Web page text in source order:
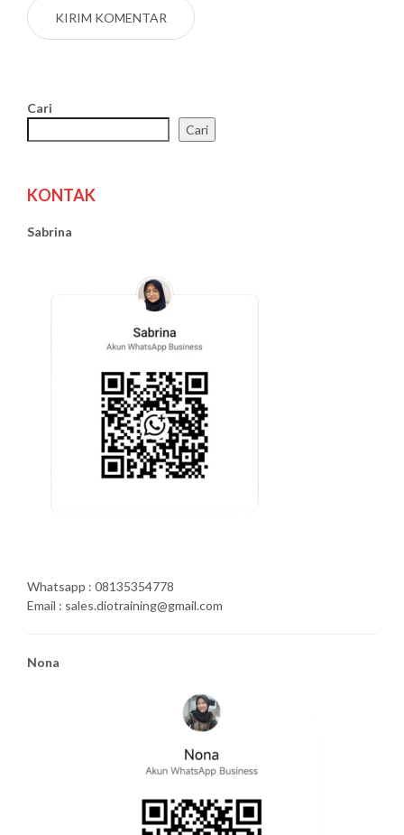
Cari
Cari
KONTAK
Sabrina
Whatsapp : 08135354778
Email : sales.diotraining@gmail.com
Nona